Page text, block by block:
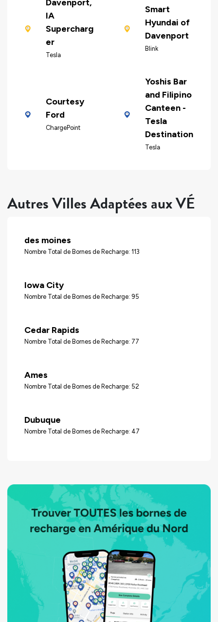
Davenport,
IA
Supercharg
er
Tesla
Smart
Hyundai of
Davenport
Blink
Courtesy
Ford
ChargePoint
Yoshis Bar
and Filipino
Canteen -
Tesla
Destination
Tesla
Autres Villes Adaptées aux VÉ
des moines
Nombre Total de Bornes de Recharge: 113
Iowa City
Nombre Total de Bornes de Recharge: 95
Cedar Rapids
Nombre Total de Bornes de Recharge: 77
Ames
Nombre Total de Bornes de Recharge: 52
Dubuque
Nombre Total de Bornes de Recharge: 47